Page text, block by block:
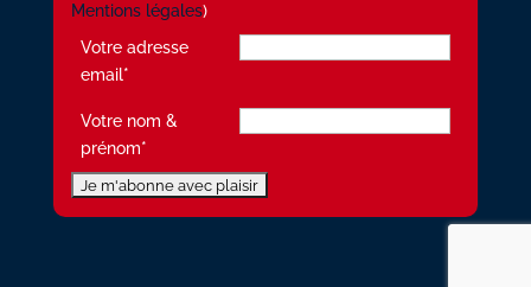
Mentions légales)
Votre adresse
email*
Votre nom &
prénom*